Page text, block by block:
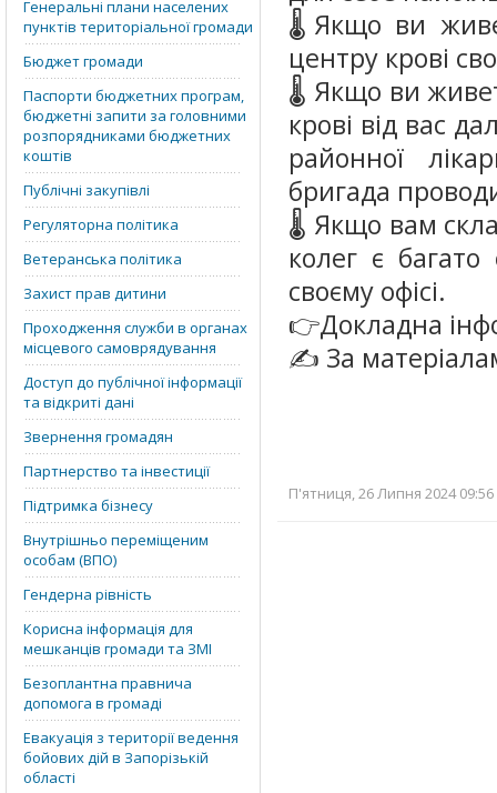
Генеральні плани населених
пунктів територіальної громади
Бюджет громади
Паспорти бюджетних програм,
бюджетні запити за головними
розпорядниками бюджетних
коштів
Публічні закупівлі
Регуляторна політика
Ветеранська політика
Захист прав дитини
Проходження служби в органах
місцевого самоврядування
Доступ до публічної інформації
та відкриті дані
Звернення громадян
Партнерство та інвестиції
Підтримка бізнесу
Внутрішньо переміщеним
особам (ВПО)
Гендерна рівність
Корисна інформація для
мешканців громади та ЗМІ
Безоплантна правнича
допомога в громаді
Евакуація з території ведення
бойових дій в Запорізькій
області
🌡Якщо ви
центру крові
🌡 Якщо ви
крові від вас
районної
бригада
🌡 Якщо вам
колег є
своєму офісі.
👉Докладна
✍️ За
П'ятниця, 26 Липня 2024